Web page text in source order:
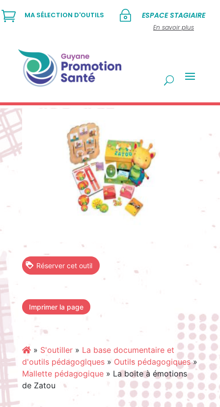
~ ESPACE STAGIAIRE
En savoir plus
 MA SÉLECTION D'OUTILS
Réserver cet outil
Imprimer la page
» S'outiller» La base documentaire et
d'outils pédagogiques» Outils pédagogiques»
Mallette pédagogique» La boite à émotions
de Zatou